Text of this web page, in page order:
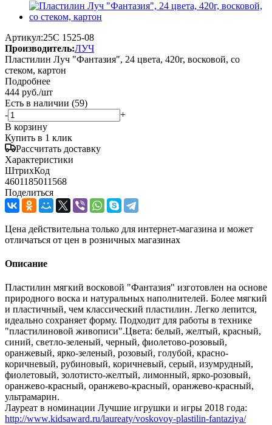
Артикул:25С 1525-08
Производитель:ЛУЧ
Пластилин Луч "Фантазия", 24 цвета, 420г, восковой, со
стеком, картон
Подробнее
444 руб./шт
Есть в наличии (59)
-
+
В корзину
Купить в 1 клик
Рассчитать доставку
Характеристики
ШтрихКод
4601185011568
Поделиться
Цена действительна только для интернет-магазина и может
отличаться от цен в розничных магазинах
Описание
Пластилин мягкий восковой "Фантазия" изготовлен на основе
природного воска и натуральных наполнителей. Более мягкий
и пластичный, чем классический пластилин. Легко лепится,
идеально сохраняет форму. Подходит для работы в технике
"пластилиновой живописи".Цвета: белый, желтый, красный,
синий, светло-зеленый, черный, фиолетово-розовый,
оранжевый, ярко-зеленый, розовый, голубой, красно-
коричневый, рубиновый, коричневый, серый, изумрудный,
фиолетовый, золотисто-желтый, лимонный, ярко-розовый,
оранжево-красный, оранжево-красный, оранжево-красный,
ультрамарин.
Лауреат в номинации Лучшие игрушки и игры 2018 года:
http://www.kidsaward.ru/laureaty/voskovoy-plastilin-fantaziya/